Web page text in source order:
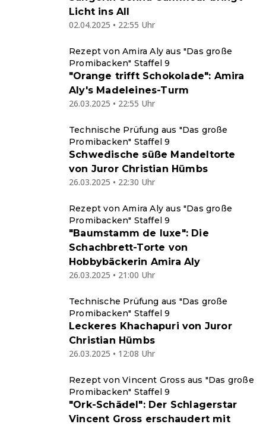
Licht ins All
02.04.2025 • 22:55 Uhr
Rezept von Amira Aly aus "Das große
Promibacken" Staffel 9
"Orange trifft Schokolade": Amira
Aly's Madeleines-Turm
26.03.2025 • 22:55 Uhr
Technische Prüfung aus "Das große
Promibacken" Staffel 9
Schwedische süße Mandeltorte
von Juror Christian Hümbs
26.03.2025 • 22:30 Uhr
Rezept von Amira Aly aus "Das große
Promibacken" Staffel 9
"Baumstamm de luxe": Die
Schachbrett-Torte von
Hobbybäckerin Amira Aly
26.03.2025 • 21:00 Uhr
Technische Prüfung aus "Das große
Promibacken" Staffel 9
Leckeres Khachapuri von Juror
Christian Hümbs
26.03.2025 • 12:08 Uhr
Rezept von Vincent Gross aus "Das große
Promibacken" Staffel 9
"Ork-Schädel": Der Schlagerstar
Vincent Gross erschaudert mit